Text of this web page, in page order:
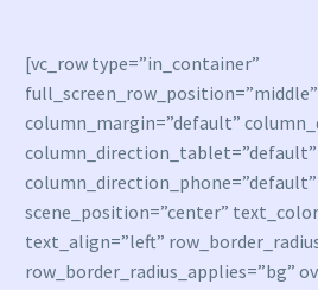
[vc_row type=”in_container”
full_screen_row_position=”middle”
column_margin=”default”
column_direction_tablet=”default”
column_direction_phone=”default”
scene_position=”center”
text_align=”left”
row_border_radius_applies=”bg”